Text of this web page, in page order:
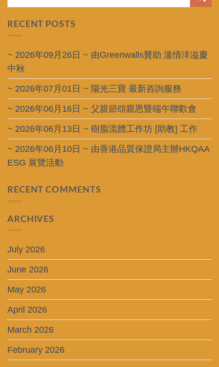
RECENT POSTS
~ 2026年09月26日 ~ 由Greenwalls贊助 溫情洋溢慶
中秋
~ 2026年07月01日 ~ 陽光三寶 最新咨詢服務
~ 2026年06月16日 ~ 父親節頌親恩暨端午聯歡會
~ 2026年06月13日 ~ 樹脂流體工作坊 [助教] 工作
~ 2026年06月10日 ~ 由香港品質保證局主辦HKQAA
ESG 展覽活動
RECENT COMMENTS
ARCHIVES
July 2026
June 2026
May 2026
April 2026
March 2026
February 2026